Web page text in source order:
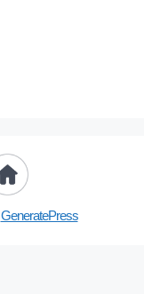
GeneratePress